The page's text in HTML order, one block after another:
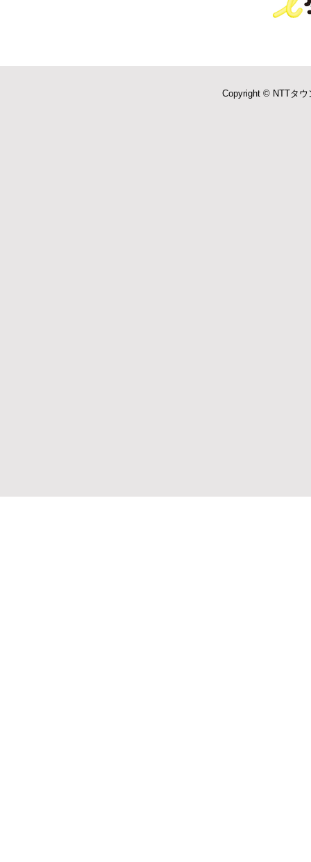
Copyright © NTTタウ